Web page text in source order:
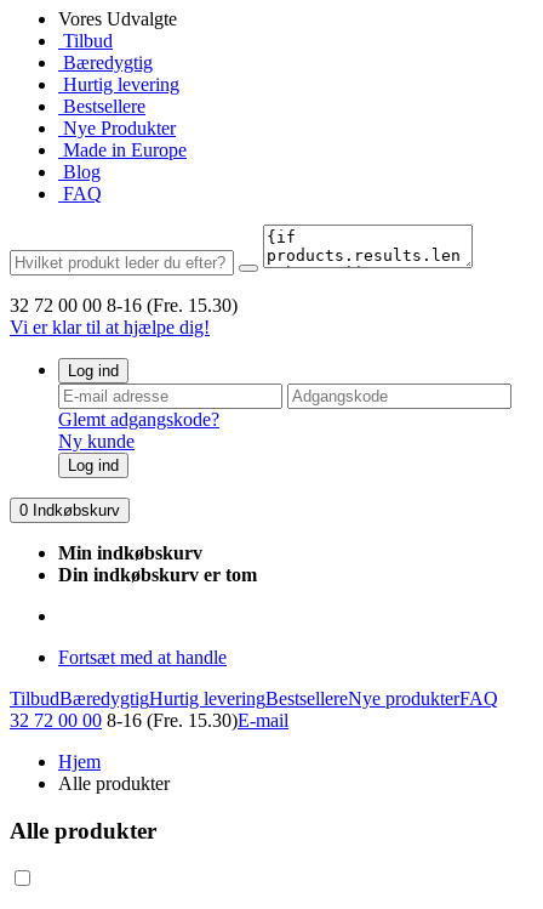
Vores Udvalgte
Tilbud
Bæredygtig
Hurtig levering
Bestsellere
Nye Produkter
Made in Europe
Blog
FAQ
32 72 00 00 8-16 (Fre. 15.30)
Vi er klar til at hjælpe dig!
Log ind
Glemt adgangskode?
Ny kunde
Log ind
0 Indkøbskurv
Min indkøbskurv
Din indkøbskurv er tom
Fortsæt med at handle
TilbudBæredygtigHurtig leveringBestsellereNye produkterFAQ
32 72 00 00 8-16 (Fre. 15.30)E-mail
Hjem
Alle produkter
Alle produkter